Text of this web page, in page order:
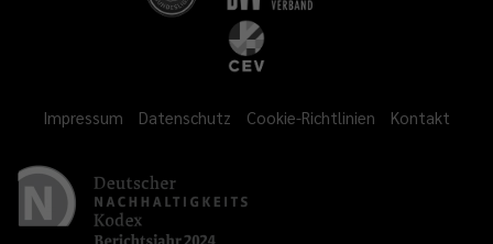
Impressum Datenschutz Cookie-Richtlinien Kontakt